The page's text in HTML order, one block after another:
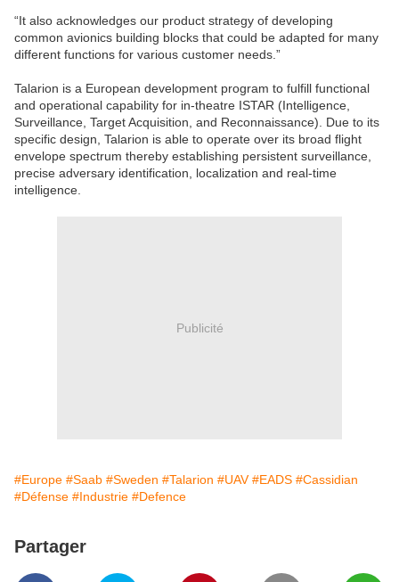
“It also acknowledges our product strategy of developing
common avionics building blocks that could be adapted for many
different functions for various customer needs.”
Talarion is a European development program to fulfill functional
and operational capability for in-theatre ISTAR (Intelligence,
Surveillance, Target Acquisition, and Reconnaissance). Due to its
specific design, Talarion is able to operate over its broad flight
envelope spectrum thereby establishing persistent surveillance,
precise adversary identification, localization and real-time
intelligence.
Publicité
#Europe #Saab #Sweden #Talarion #UAV #EADS #Cassidian
#Défense #Industrie #Defence
Partager